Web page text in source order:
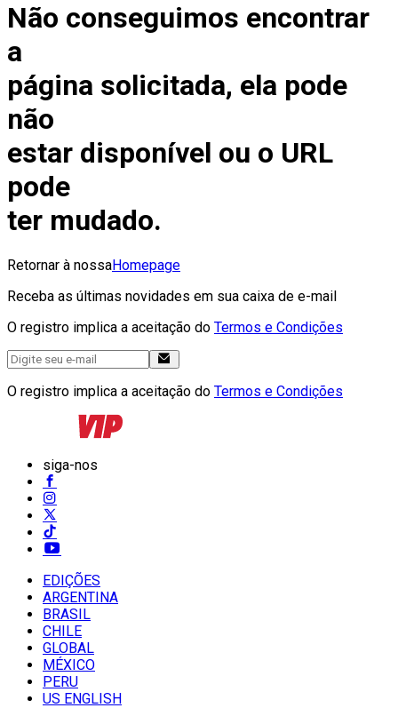
Não conseguimos encontrar
a
página solicitada, ela pode
não
estar disponível ou o URL
pode
ter mudado.
Retornar à nossaHomepage
Receba as últimas novidades em sua caixa de e-mail
O registro implica a aceitação do Termos e Condições
O registro implica a aceitação do Termos e Condições
siga-nos
EDIÇÕES
ARGENTINA
BRASIL
CHILE
GLOBAL
MÉXICO
PERU
US ENGLISH